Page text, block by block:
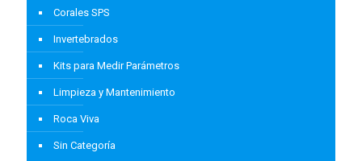
Corales SPS
Invertebrados
Kits para Medir Parámetros
Limpieza y Mantenimiento
Roca Viva
Sin Categoría